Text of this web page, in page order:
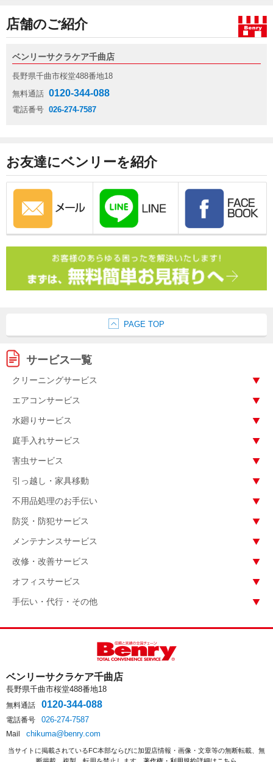
店舗のご紹介
ベンリーサクラケア千曲店
長野県千曲市桜堂488番地18
無料通話 0120-344-088
電話番号 026-274-7587
お友達にベンリーを紹介
PAGE TOP
サービス一覧
クリーニングサービス
エアコンサービス
水廻りサービス
庭手入れサービス
害虫サービス
引っ越し・家具移動
不用品処理のお手伝い
防災・防犯サービス
メンテナンスサービス
改修・改善サービス
オフィスサービス
手伝い・代行・その他
ベンリーサクラケア千曲店
長野県千曲市桜堂488番地18
無料通話 0120-344-088
電話番号 026-274-7587
Mail chikuma@benry.com
当サイトに掲載されているFC本部ならびに加盟店情報・画像・文章等の無断転載、無